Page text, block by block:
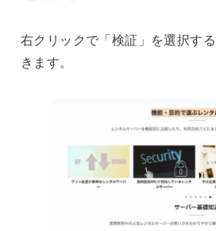
右クリックで「検証」を選択す
きます。